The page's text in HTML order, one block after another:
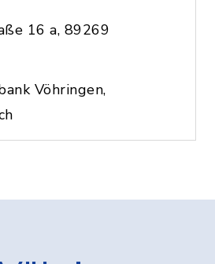
16 a, 89269
Vöhringen,